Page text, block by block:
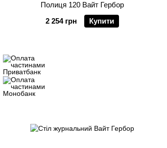
Полиця 120 Вайт Гербор
2 254 грн
Купити